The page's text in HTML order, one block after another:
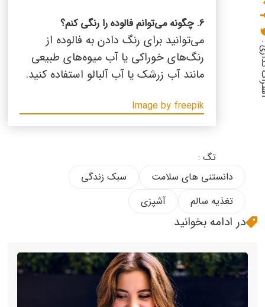
6. چگونه می‌توانم فالوده را رنگی کنم؟
می‌توانید برای رنگ دادن به فالوده از
رنگ‌های خوراکی یا آب میوه‌های طبیعی
مانند آب زرشک یا آب آلبالو استفاده کنید.
Image by freepik
:
تگ :
دانستنی های سلامت
سبک زندگی
تغذیه سالم
آشپزی
در ادامه بخوانید